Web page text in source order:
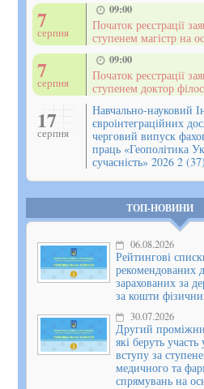
7
серпня
09:00
Початок реєстрації
ступенем магістр на
7
серпня
09:00
Початок реєстрації
ступенем доктор
17
серпня
Навчально-науковий
євроінтеграційних
черговий випуск
праць «Геополітика
сучасність» 2026 2 (37)
ТОП-НОВИНИ
06.08.2026
Рейтингові
рекомендованих
зарахованих за
за кошти
30.07.2026
Другий
які беруть
вступу за
медичного та
спрямувань на